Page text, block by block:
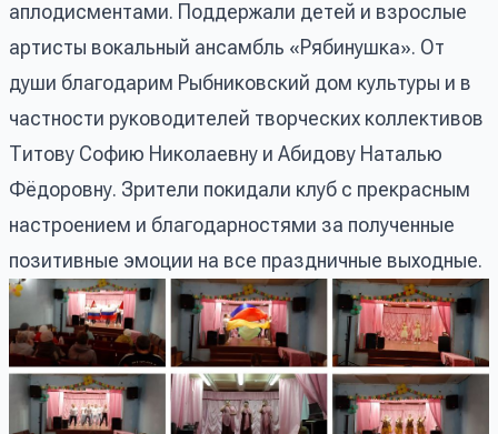
аплодисментами. Поддержали детей и взрослые
артисты вокальный ансамбль «Рябинушка». От
души благодарим Рыбниковский дом культуры и в
частности руководителей творческих коллективов
Титову Софию Николаевну и Абидову Наталью
Фёдоровну. Зрители покидали клуб с прекрасным
настроением и благодарностями за полученные
позитивные эмоции на все праздничные выходные.